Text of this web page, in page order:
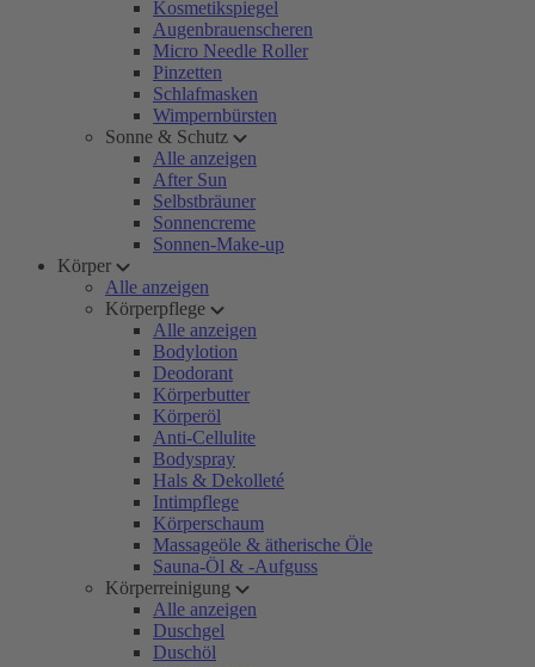
Kosmetikspiegel
Augenbrauenscheren
Micro Needle Roller
Pinzetten
Schlafmasken
Wimpernbürsten
Sonne & Schutz
Alle anzeigen
After Sun
Selbstbräuner
Sonnencreme
Sonnen-Make-up
Körper
Alle anzeigen
Körperpflege
Alle anzeigen
Bodylotion
Deodorant
Körperbutter
Körperöl
Anti-Cellulite
Bodyspray
Hals & Dekolleté
Intimpflege
Körperschaum
Massageöle & ätherische Öle
Sauna-Öl & -Aufguss
Körperreinigung
Alle anzeigen
Duschgel
Duschöl